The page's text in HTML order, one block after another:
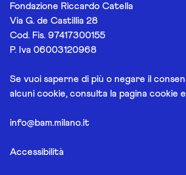
Fondazione Riccardo Catella
Via G. de Castillia 28
Cod. Fis. 97417300155
P. Iva 06003120968
Se vuoi saperne di più o negare il
alcuni cookie, consulta la pagina cookie
info@bam.milano.it
Accessibilità